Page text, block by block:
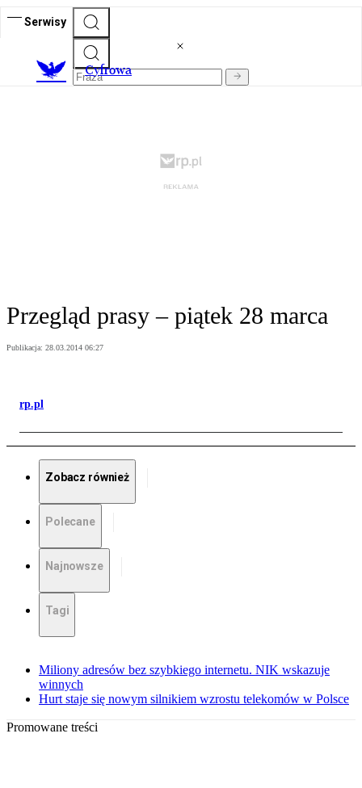
Serwisy
Cyfrowa
Przegląd prasy – piątek 28 marca
Publikacja: 28.03.2014 06:27
rp.pl
Zobacz również
Polecane
Najnowsze
Tagi
Miliony adresów bez szybkiego internetu. NIK wskazuje
winnych
Hurt staje się nowym silnikiem wzrostu telekomów w Polsce
Promowane treści